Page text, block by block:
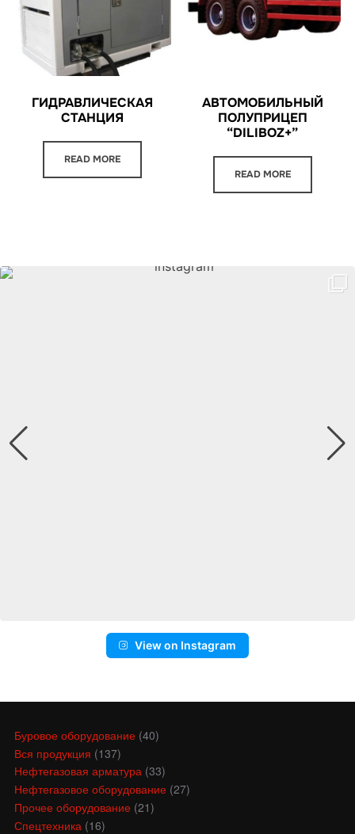
ГИДРАВЛИЧЕСКАЯ
СТАНЦИЯ
READ MORE
АВТОМОБИЛЬНЫЙ
ПОЛУПРИЦЕП
“DILIBOZ+”
READ MORE
View on Instagram
Буровое оборудование(40)
Вся продукция (137)
Нефтегазовая арматура(33)
Нефтегазовое оборудование(27)
Прочее оборудование(21)
Спецтехника (16)